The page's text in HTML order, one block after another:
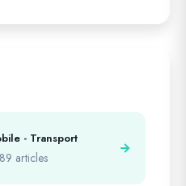
- Transport
articles